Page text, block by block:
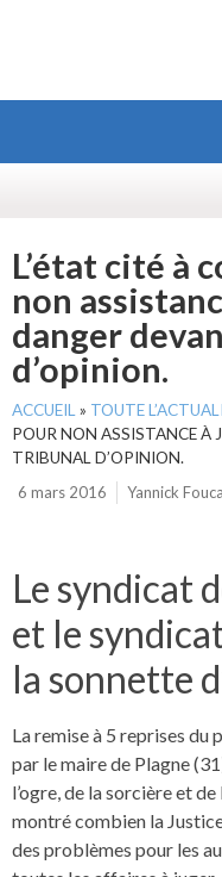
L’état cité à
non
danger
d’opinion.
ACCUEIL » TOUTE
POUR NON ASSISTANCE À
TRIBUNAL D’OPINION.
6 mars 2016
Yannick
Le syndicat
et le
la sonnette
La remise à 5 reprises
par le maire de Plagne
l’ogre, de la sorcière et
montré combien la
des problèmes pour les